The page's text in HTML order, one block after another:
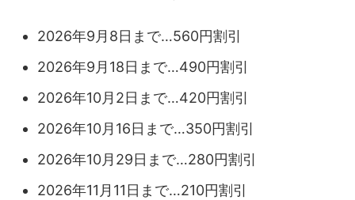
2026年9月8日まで…560円割引
2026年9月18日まで…490円割引
2026年10月2日まで…420円割引
2026年10月16日まで…350円割引
2026年10月29日まで…280円割引
2026年11月11日まで…210円割引